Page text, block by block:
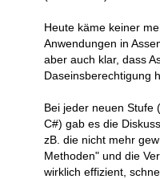
Heute käme keiner
Anwendungen in
aber auch klar, dass
Daseinsberechtigung
Bei jeder neuen Stufe
C#) gab es die
zB. die nicht mehr
Methoden" und die
wirklich effizient,